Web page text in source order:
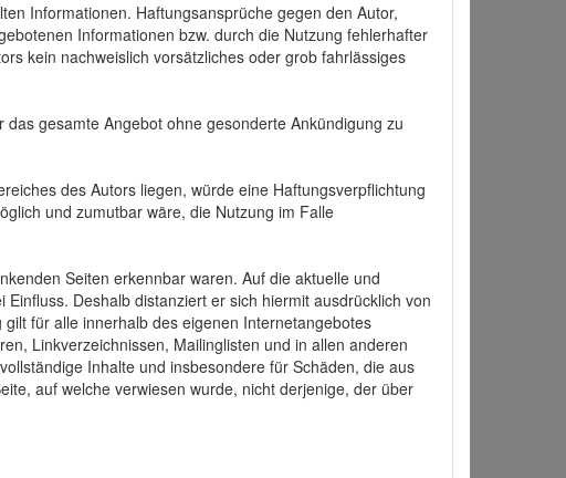
Informationen. Haftungsansprüche gegen den Autor,
Informationen bzw. durch die Nutzung fehlerhafter
kein nachweislich vorsätzliches oder grob fahrlässiges
gesamte Angebot ohne gesonderte Ankündigung zu
des Autors liegen, würde eine Haftungsverpflichtung
und zumutbar wäre, die Nutzung im Falle
Seiten erkennbar waren. Auf die aktuelle und
Deshalb distanziert er sich hiermit ausdrücklich von
für alle innerhalb des eigenen Internetangebotes
Linkverzeichnissen, Mailinglisten und in allen anderen
Inhalte und insbesondere für Schäden, die aus
auf welche verwiesen wurde, nicht derjenige, der über